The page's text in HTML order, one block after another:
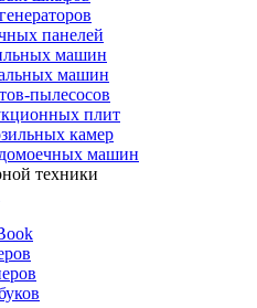
панелей
машин
машин
пылесосов
плит
камер
машин
техники